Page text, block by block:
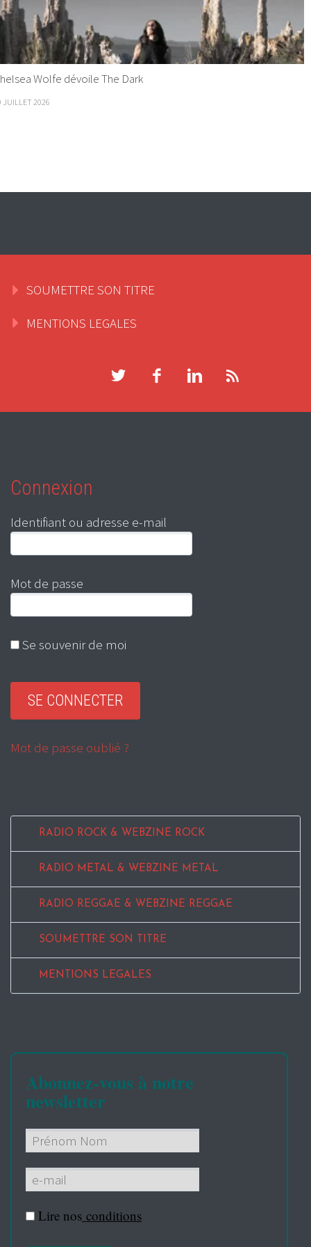
Wolfe dévoile The Dark
JUILLET 2026
SOUMETTRE SON TITRE
MENTIONS LEGALES
Connexion
Identifiant ou adresse e-mail
Mot de passe
Se souvenir de moi
Mot de passe oublié ?
RADIO ROCK & WEBZINE ROCK
RADIO METAL & WEBZINE METAL
RADIO REGGAE & WEBZINE REGGAE
SOUMETTRE SON TITRE
MENTIONS LEGALES
Abonnez-vous à notre
newsletter
Lire nos conditions